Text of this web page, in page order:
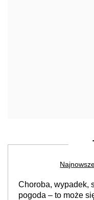
Choroba, wypadek,
pogoda – to może